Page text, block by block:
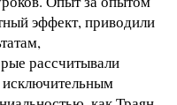
эффект, приводили
рассчитывали